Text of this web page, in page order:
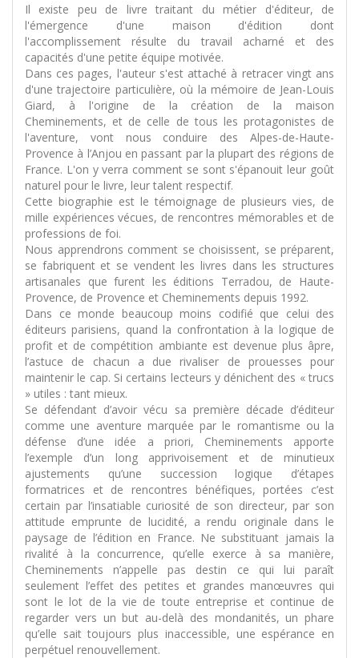
Il existe peu de livre traitant du métier d'éditeur, de
l'émergence d'une maison d'édition dont
l'accomplissement résulte du travail acharné et des
capacités d'une petite équipe motivée.
Dans ces pages, l'auteur s'est attaché à retracer vingt ans
d'une trajectoire particulière, où la mémoire de Jean-Louis
Giard, à l'origine de la création de la maison
Cheminements, et de celle de tous les protagonistes de
l'aventure, vont nous conduire des Alpes-de-Haute-
Provence à l’Anjou en passant par la plupart des régions de
France. L'on y verra comment se sont s'épanouit leur goût
naturel pour le livre, leur talent respectif.
Cette biographie est le témoignage de plusieurs vies, de
mille expériences vécues, de rencontres mémorables et de
professions de foi.
Nous apprendrons comment se choisissent, se préparent,
se fabriquent et se vendent les livres dans les structures
artisanales que furent les éditions Terradou, de Haute-
Provence, de Provence et Cheminements depuis 1992.
Dans ce monde beaucoup moins codifié que celui des
éditeurs parisiens, quand la confrontation à la logique de
profit et de compétition ambiante est devenue plus âpre,
l’astuce de chacun a due rivaliser de prouesses pour
maintenir le cap. Si certains lecteurs y dénichent des « trucs
» utiles : tant mieux.
Se défendant d’avoir vécu sa première décade d’éditeur
comme une aventure marquée par le romantisme ou la
défense d’une idée a priori, Cheminements apporte
l’exemple d’un long apprivoisement et de minutieux
ajustements qu’une succession logique d’étapes
formatrices et de rencontres bénéfiques, portées c’est
certain par l’insatiable curiosité de son directeur, par son
attitude emprunte de lucidité, a rendu originale dans le
paysage de l’édition en France. Ne substituant jamais la
rivalité à la concurrence, qu’elle exerce à sa manière,
Cheminements n’appelle pas destin ce qui lui paraît
seulement l’effet des petites et grandes manœuvres qui
sont le lot de la vie de toute entreprise et continue de
regarder vers un but au-delà des mondanités, un phare
qu’elle sait toujours plus inaccessible, une espérance en
perpétuel renouvellement.